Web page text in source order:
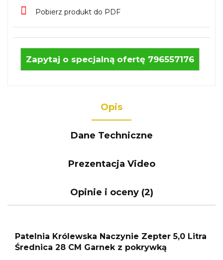
Pobierz produkt do PDF
Zapytaj o specjalną ofertę 796557176
Opis
Dane Techniczne
Prezentacja Video
Opinie i oceny (2)
Patelnia Królewska Naczynie Zepter 5,0 Litra
Średnica 28 CM Garnek z pokrywką